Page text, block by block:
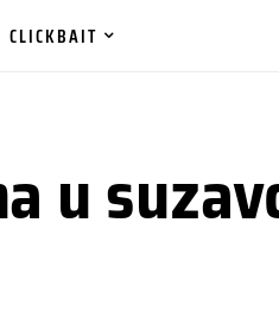
CLICKBAIT
u